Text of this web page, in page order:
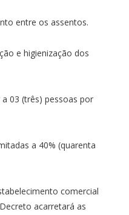
entre os assentos.
e higienização dos
03 (três) pessoas por
a 40% (quarenta
comercial
acarretará as